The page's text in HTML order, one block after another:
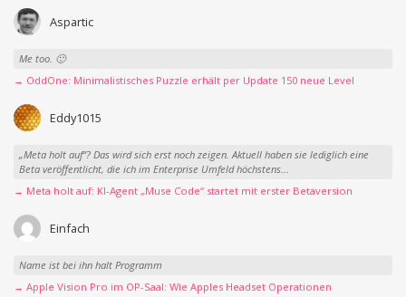
Aspartic
Me too. 🙂
→ OddOne: Minimalistisches Puzzle erhält per Update 150 neue Level
Eddy1015
„Meta holt auf“? Das wird sich erst noch zeigen. Aktuell haben sie lediglich eine
Beta veröffentlicht, die ich im Enterprise Umfeld höchstens...
→ Meta holt auf: KI-Agent „Muse Code“ startet mit erster Betaversion
Einfach
Name ist bei ihn halt Programm
→ Apple Vision Pro im OP-Saal: Wie Apples Headset Operationen